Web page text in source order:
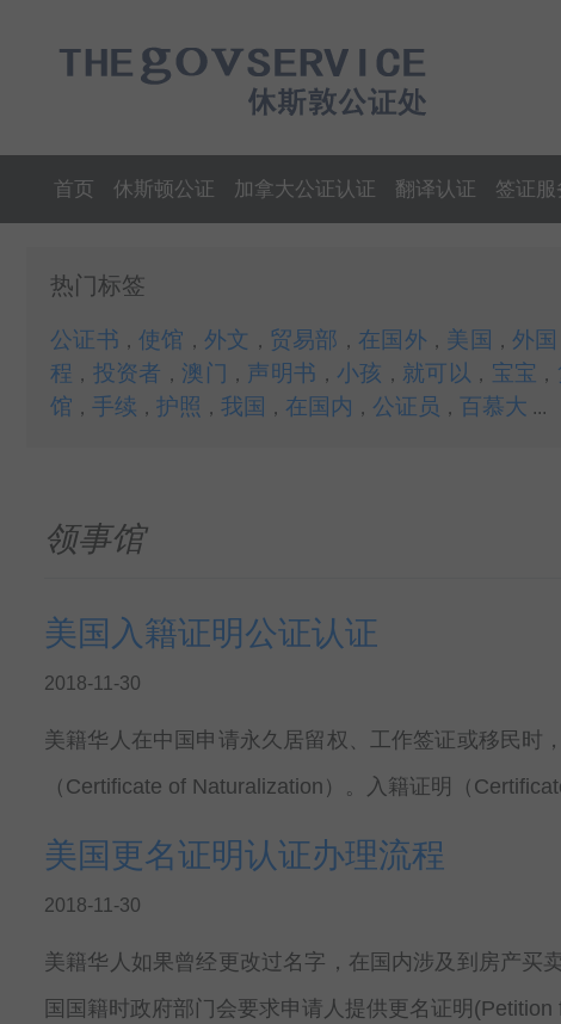
首页 休斯顿公证 加拿大公证认证 翻译认证 签证服
热门标签
公证书 ，使馆 ，外文 ， 贸易部 ， 在国外 ， 美国 ，外国
程 ， 投资者 ， 澳门 ， 声明书 ， 小孩 ， 就可以 ， 宝宝 ，
馆 ， 手续 ， 护照 ， 我国 ， 在国内 ， 公证员 ， 百慕大 ...
领事馆
美国入籍证明公证认证
2018-11-30
美籍华人在中国申请永久居留权、工作签证或移民时
（Certificate of Naturalization）。入籍证明（
美国更名证明认证办理流程
2018-11-30
美籍华人如果曾经更改过名字，在国内涉及到房产买
国国籍时政府部门会要求申请人提供更名证明